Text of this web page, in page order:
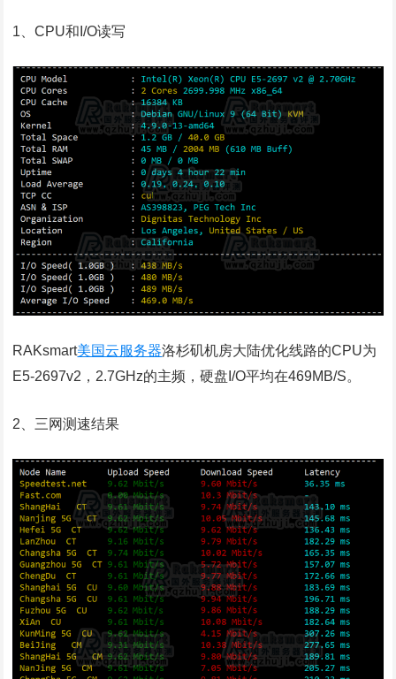
1、CPU和I/O读写
RAKsmart美国云服务器洛杉矶机房大陆优化线路的CPU为
E5-2697v2，2.7GHz的主频，硬盘I/O平均在469MB/S。
2、三网测速结果